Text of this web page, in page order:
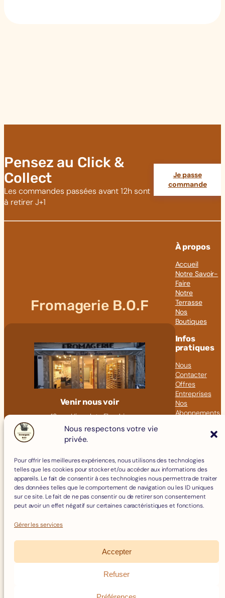
Nous respectons votre vie
privée.
Pour offrir les meilleures expériences, nous utilisons des technologies
telles que les cookies pour stocker et/ou accéder aux informations des
appareils. Le fait de consentir à ces technologies nous permettra de traiter
des données telles que le comportement de navigation ou les ID uniques
sur ce site. Le fait de ne pas consentir ou de retirer son consentement
peut avoir un effet négatif sur certaines caractéristiques et fonctions.
Gérer les services
Accepter
Refuser
Pensez au Click &
Collect
Les commandes passées avant 12h sont
à retirer J+1
Je passe
commande
Fromagerie B.O.F
Venir nous voir
18 rue Hippolyte Flandrin
69001 LYON
09 82 23 41 60
À propos
Accueil
Notre Savoir-
Faire
Notre
Terrasse
Nos
Boutiques
Infos
pratiques
Nous
Contacter
Offres
Entreprises
Nos
Abonnements
Fromages
Boissons
Charcuterie
Épicerie Fine
Crèmerie
Mentions Légales